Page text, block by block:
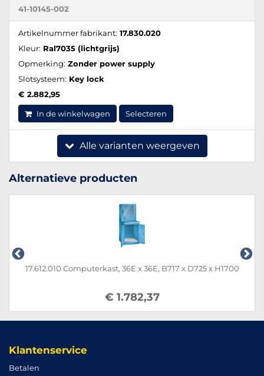
41-10145-002
Artikelnummer fabrikant: 17.830.020
Kleur: Ral7035 (lichtgrijs)
Opmerking: Zonder power supply
Slotsysteem: Key lock
€ 2.882,95
In de winkelwagen Selecteren
Alle varianten weergeven
Alternatieve producten
17.612.010 Computerkast, 36E x 36E, B717 x D725 x H1700
€ 1.782,37
Klantenservice
Betalen